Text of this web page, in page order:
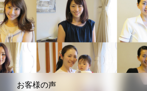
お客様の声